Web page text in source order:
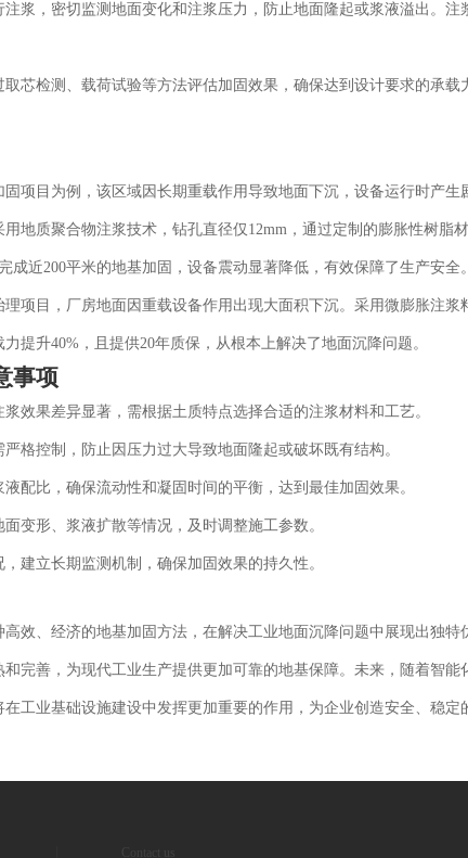
注浆，密切监测地面变化和注浆压力，防止地面隆起或浆液溢出。
取芯检测、载荷试验等方法评估加固效果，确保达到设计要求的承
项目为例，该区域因长期重载作用导致地面下沉，设备运行时产生
地质聚合物注浆技术，钻孔直径仅12mm，通过定制的膨胀性树脂
成近200平米的地基加固，设备震动显著降低，有效保障了生产安全。
项目，厂房地面因重载设备作用出现大面积下沉。采用微膨胀注
提升40%，且提供20年质保，从根本上解决了地面沉降问题。
事项
浆效果差异显著，需根据土质特点选择合适的注浆材料和工艺。
严格控制，防止因压力过大导致地面隆起或破坏既有结构。
配比，确保流动性和凝固时间的平衡，达到最佳加固效果。
面变形、浆液扩散等情况，及时调整施工参数。
，建立长期监测机制，确保加固效果的持久性。
效、经济的地基加固方法，在解决工业地面沉降问题中展现出独特
完善，为现代工业生产提供更加可靠的地基保障。未来，随着智
工业基础设施建设中发挥更加重要的作用，为企业创造安全、稳定